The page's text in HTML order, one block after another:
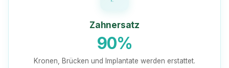
Zahnersatz
90%
Kronen, Brücken und Implantate werden erstattet.